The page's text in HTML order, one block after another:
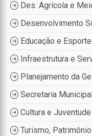
Des. Agrícola e
Desenvolvimento
Educação e
Infraestrutura e
Planejamento da
Secretaria
Cultura e Juventude
Turismo,